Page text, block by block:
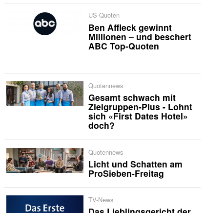
US-Quoten
Ben Affleck gewinnt
Millionen – und beschert
ABC Top-Quoten
Quotennews
Gesamt schwach mit
Zielgruppen-Plus - Lohnt
sich «First Dates Hotel»
doch?
Quotennews
Licht und Schatten am
ProSieben-Freitag
TV-News